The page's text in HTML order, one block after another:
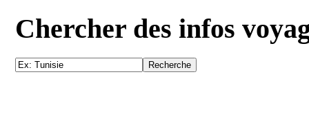
Chercher des infos